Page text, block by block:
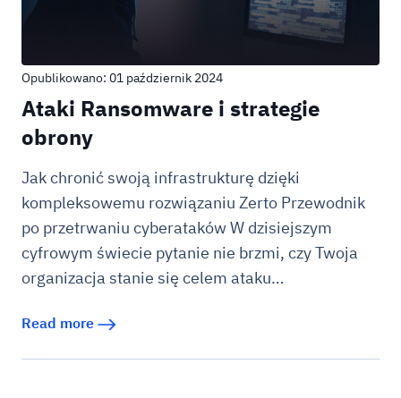
Opublikowano: 01 październik 2024
Ataki Ransomware i strategie
obrony
Jak chronić swoją infrastrukturę dzięki
kompleksowemu rozwiązaniu Zerto Przewodnik
po przetrwaniu cyberataków W dzisiejszym
cyfrowym świecie pytanie nie brzmi, czy Twoja
organizacja stanie się celem ataku…
Read more